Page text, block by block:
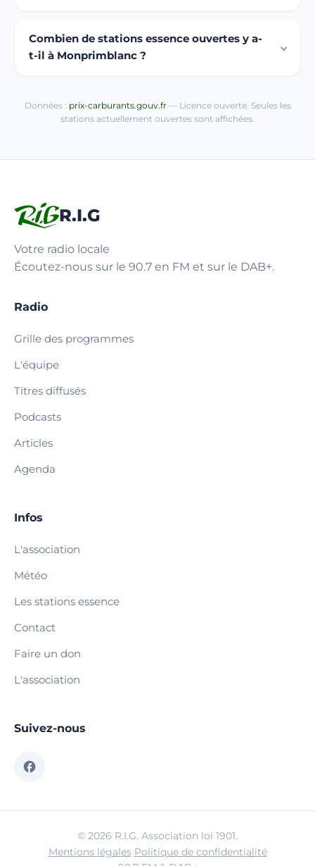
Combien de stations essence ouvertes y a-
t-il à Monprimblanc ?
Données : prix-carburants.gouv.fr— Licence ouverte. Seules les
stations actuellement ouvertes sont affichées.
R.I.G
Votre radio locale
Écoutez-nous sur le 90.7 en FM et sur le DAB+.
Radio
Grille des programmes
L'équipe
Titres diffusés
Podcasts
Articles
Agenda
Infos
L'association
Météo
Les stations essence
Contact
Faire un don
L'association
Suivez-nous
© 2026 R.I.G. Association loi 1901.
Mentions légales·Politique de confidentialité